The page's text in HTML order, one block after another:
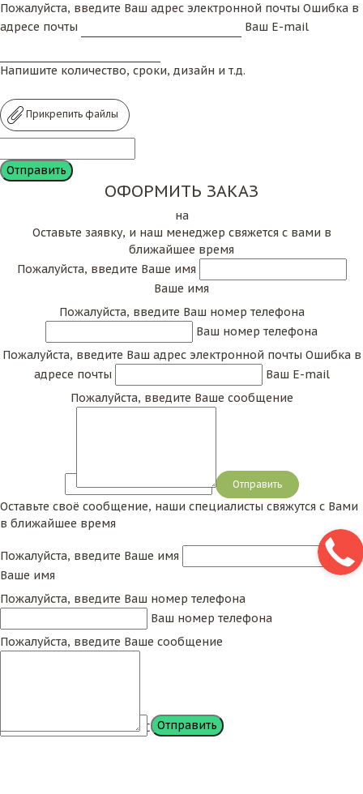
Пожалуйста, введите Ваш адрес электронной почты Ошибка в
адресе почты
Ваш E-mail
Напишите количество, сроки, дизайн и т.д.
Прикрепить файлы
ОФОРМИТЬ ЗАКАЗ
на
Оставьте заявку, и наш менеджер свяжется с вами в
ближайшее время
Пожалуйста, введите Ваше имя
Ваше имя
Пожалуйста, введите Ваш номер телефона
Ваш номер телефона
Пожалуйста, введите Ваш адрес электронной почты Ошибка в
адресе почты
Ваш E-mail
Пожалуйста, введите Ваше сообщение
Сообщение
Оставьте своё сообщение, наши специалисты свяжутся с Вами
в ближайшее время
Пожалуйста, введите Ваше имя
Ваше имя
Пожалуйста, введите Ваш номер телефона
Ваш номер телефона
Пожалуйста, введите Ваше сообщение
Сообщение